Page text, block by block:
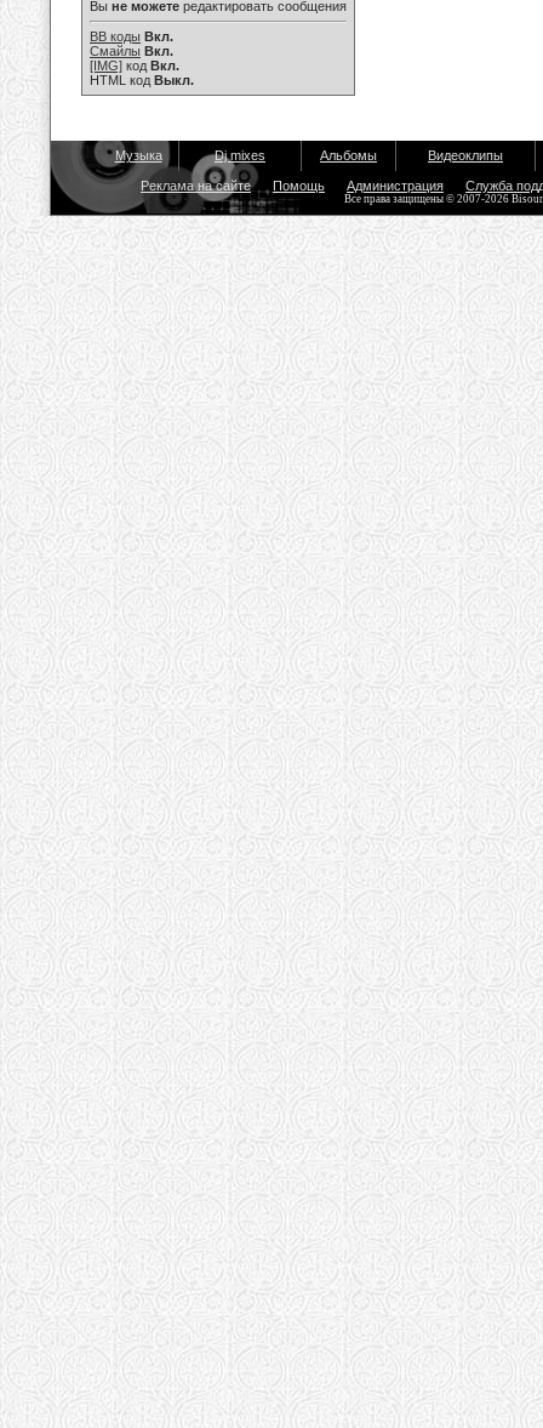
Вы не можете редактировать сообщения
BB коды Вкл.
Смайлы Вкл.
[IMG] код Вкл.
HTML код Выкл.
Музыка Dj mixes Альбомы Видеоклипы
Реклама на сайте Помощь Администрация Служба
Все права защищены © 2007-2026